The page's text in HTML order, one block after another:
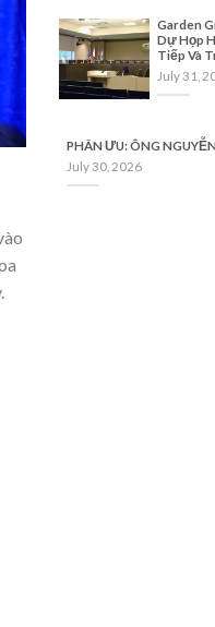
Garden
Dự Họp
Tiếp Và
July 31,
PHÂN ƯU: ÔNG
July 30, 2026